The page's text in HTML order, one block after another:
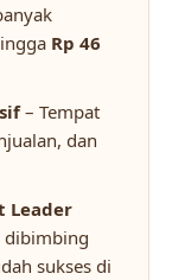
Rp 46
– Tempat
dan
Leader
dibimbing
sukses di